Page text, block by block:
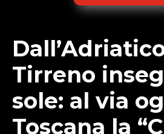
Tirreno
sole: al via
Toscana la